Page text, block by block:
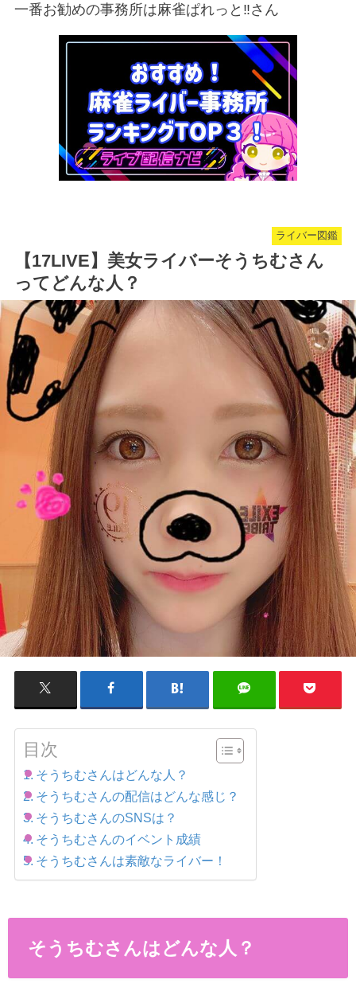
一番お勧めの事務所は麻雀ぱれっと‼︎さん
ライバー図鑑
【17LIVE】美女ライバーそうちむさん
ってどんな人？
目次
そうちむさんはどんな人？
そうちむさんの配信はどんな感じ？
そうちむさんのSNSは？
そうちむさんのイベント成績
そうちむさんは素敵なライバー！
そうちむさんはどんな人？